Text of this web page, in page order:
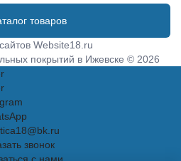
товаров
Website18.ru
покрытий в Ижевске © 2026
звонок